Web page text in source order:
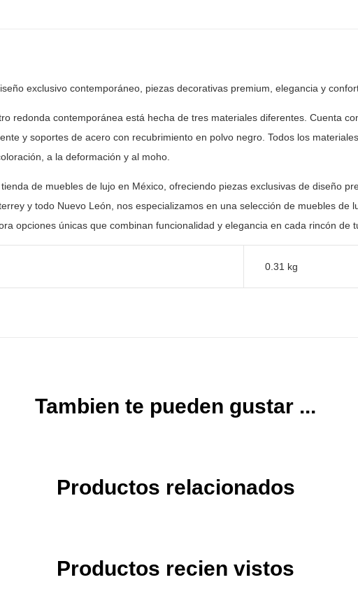
exclusivo contemporáneo, piezas decorativas premium, elegancia y
redonda contemporánea está hecha de tres materiales diferentes. Cuenta
y soportes de acero con recubrimiento en polvo negro. Todos los
a la deformación y al moho.
de muebles de lujo en México, ofreciendo piezas exclusivas de diseño
y todo Nuevo León, nos especializamos en una selección de muebles de
opciones únicas que combinan funcionalidad y elegancia en cada rincón de
0.31 kg
Tambien te pueden gustar ...
Productos relacionados
Productos recien vistos